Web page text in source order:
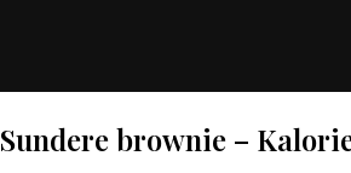
Sundere brownie –